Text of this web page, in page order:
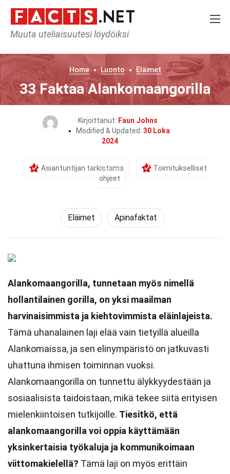
Muuta uteliaisuutesi löydöiksi
Home Luonto Eläimet
33 Faktaa Alankomaangorilla
Kirjoittanut: Faun Johns
Modified & Updated: 30 Loka
2024
Asiantuntijan tarkistama
Toimitukselliset
ohjeet
Eläimet Apinafaktat
Alankomaangorilla, tunnetaan myös nimellä
hollantilainen gorilla, on yksi maailman
harvinaisimmista ja kiehtovimmista eläinlajeista.
Tämä uhanalainen laji elää vain tietyillä alueilla
Alankomaissa, ja sen elinympäristö on jatkuvasti
uhattuna ihmisen toiminnan vuoksi.
Alankomaangorilla on tunnettu älykkyydestään ja
sosiaalisista taidoistaan, mikä tekee siitä erityisen
mielenkiintoisen tutkijoille. Tiesitkö, että
alankomaangorilla voi oppia käyttämään
yksinkertaisia työkaluja ja kommunikoimaan
viittomakielellä? Tämä laji on myös erittäin